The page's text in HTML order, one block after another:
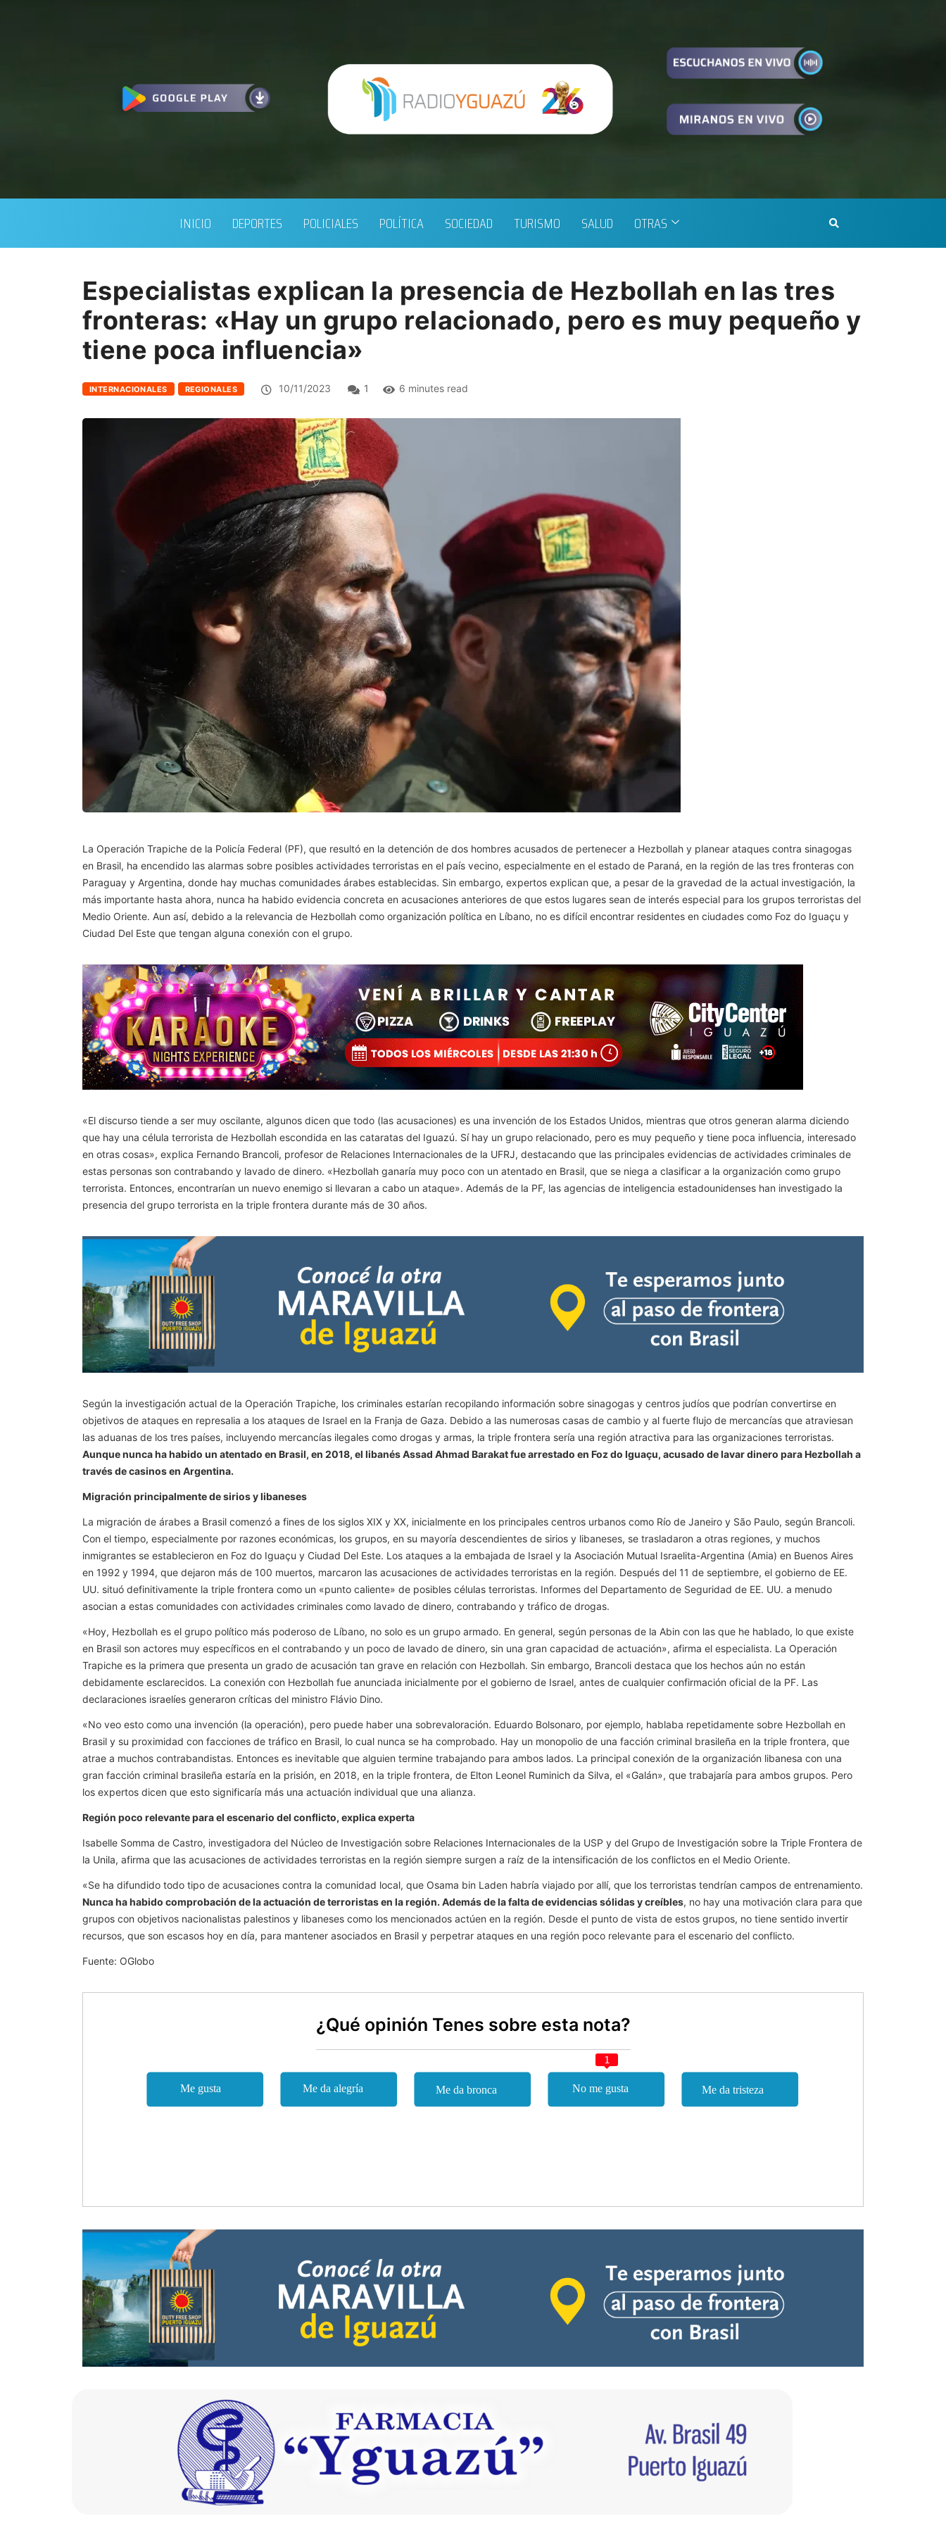
INICIO DEPORTES POLICIALES POLÍTICA SOCIEDAD TURISMO SALUD OTRAS
Especialistas explican la presencia de Hezbollah en las tres
fronteras: «Hay un grupo relacionado, pero es muy pequeño y
tiene poca influencia»
INTERNACIONALES REGIONALES 10/11/2023 1 6 minutes read
La Operación Trapiche de la Policía Federal (PF), que resultó en la detención de dos hombres acusados de pertenecer a Hezbollah y planear ataques contra sinagogas
en Brasil, ha encendido las alarmas sobre posibles actividades terroristas en el país vecino, especialmente en el estado de Paraná, en la región de las tres fronteras con
Paraguay y Argentina, donde hay muchas comunidades árabes establecidas. Sin embargo, expertos explican que, a pesar de la gravedad de la actual investigación, la
más importante hasta ahora, nunca ha habido evidencia concreta en acusaciones anteriores de que estos lugares sean de interés especial para los grupos terroristas del
Medio Oriente. Aun así, debido a la relevancia de Hezbollah como organización política en Líbano, no es difícil encontrar residentes en ciudades como Foz do Iguaçu y
Ciudad Del Este que tengan alguna conexión con el grupo.
«El discurso tiende a ser muy oscilante, algunos dicen que todo (las acusaciones) es una invención de los Estados Unidos, mientras que otros generan alarma diciendo
que hay una célula terrorista de Hezbollah escondida en las cataratas del Iguazú. Sí hay un grupo relacionado, pero es muy pequeño y tiene poca influencia, interesado
en otras cosas», explica Fernando Brancoli, profesor de Relaciones Internacionales de la UFRJ, destacando que las principales evidencias de actividades criminales de
estas personas son contrabando y lavado de dinero. «Hezbollah ganaría muy poco con un atentado en Brasil, que se niega a clasificar a la organización como grupo
terrorista. Entonces, encontrarían un nuevo enemigo si llevaran a cabo un ataque». Además de la PF, las agencias de inteligencia estadounidenses han investigado la
presencia del grupo terrorista en la triple frontera durante más de 30 años.
Según la investigación actual de la Operación Trapiche, los criminales estarían recopilando información sobre sinagogas y centros judíos que podrían convertirse en
objetivos de ataques en represalia a los ataques de Israel en la Franja de Gaza. Debido a las numerosas casas de cambio y al fuerte flujo de mercancías que atraviesan
las aduanas de los tres países, incluyendo mercancías ilegales como drogas y armas, la triple frontera sería una región atractiva para las organizaciones terroristas.
Aunque nunca ha habido un atentado en Brasil, en 2018, el libanés Assad Ahmad Barakat fue arrestado en Foz do Iguaçu, acusado de lavar dinero para Hezbollah a
través de casinos en Argentina.
Migración principalmente de sirios y libaneses
La migración de árabes a Brasil comenzó a fines de los siglos XIX y XX, inicialmente en los principales centros urbanos como Río de Janeiro y São Paulo, según Brancoli.
Con el tiempo, especialmente por razones económicas, los grupos, en su mayoría descendientes de sirios y libaneses, se trasladaron a otras regiones, y muchos
inmigrantes se establecieron en Foz do Iguaçu y Ciudad Del Este. Los ataques a la embajada de Israel y la Asociación Mutual Israelita-Argentina (Amia) en Buenos Aires
en 1992 y 1994, que dejaron más de 100 muertos, marcaron las acusaciones de actividades terroristas en la región. Después del 11 de septiembre, el gobierno de EE.
UU. situó definitivamente la triple frontera como un «punto caliente» de posibles células terroristas. Informes del Departamento de Seguridad de EE. UU. a menudo
asocian a estas comunidades con actividades criminales como lavado de dinero, contrabando y tráfico de drogas.
«Hoy, Hezbollah es el grupo político más poderoso de Líbano, no solo es un grupo armado. En general, según personas de la Abin con las que he hablado, lo que existe
en Brasil son actores muy específicos en el contrabando y un poco de lavado de dinero, sin una gran capacidad de actuación», afirma el especialista. La Operación
Trapiche es la primera que presenta un grado de acusación tan grave en relación con Hezbollah. Sin embargo, Brancoli destaca que los hechos aún no están
debidamente esclarecidos. La conexión con Hezbollah fue anunciada inicialmente por el gobierno de Israel, antes de cualquier confirmación oficial de la PF. Las
declaraciones israelíes generaron críticas del ministro Flávio Dino.
«No veo esto como una invención (la operación), pero puede haber una sobrevaloración. Eduardo Bolsonaro, por ejemplo, hablaba repetidamente sobre Hezbollah en
Brasil y su proximidad con facciones de tráfico en Brasil, lo cual nunca se ha comprobado. Hay un monopolio de una facción criminal brasileña en la triple frontera, que
atrae a muchos contrabandistas. Entonces es inevitable que alguien termine trabajando para ambos lados. La principal conexión de la organización libanesa con una
gran facción criminal brasileña estaría en la prisión, en 2018, en la triple frontera, de Elton Leonel Ruminich da Silva, el «Galán», que trabajaría para ambos grupos. Pero
los expertos dicen que esto significaría más una actuación individual que una alianza.
Región poco relevante para el escenario del conflicto, explica experta
Isabelle Somma de Castro, investigadora del Núcleo de Investigación sobre Relaciones Internacionales de la USP y del Grupo de Investigación sobre la Triple Frontera de
la Unila, afirma que las acusaciones de actividades terroristas en la región siempre surgen a raíz de la intensificación de los conflictos en el Medio Oriente.
«Se ha difundido todo tipo de acusaciones contra la comunidad local, que Osama bin Laden habría viajado por allí, que los terroristas tendrían campos de entrenamiento.
Nunca ha habido comprobación de la actuación de terroristas en la región. Además de la falta de evidencias sólidas y creíbles, no hay una motivación clara para que
grupos con objetivos nacionalistas palestinos y libaneses como los mencionados actúen en la región. Desde el punto de vista de estos grupos, no tiene sentido invertir
recursos, que son escasos hoy en día, para mantener asociados en Brasil y perpetrar ataques en una región poco relevante para el escenario del conflicto.
Fuente: OGlobo
¿Qué opinión Tenes sobre esta nota?
1